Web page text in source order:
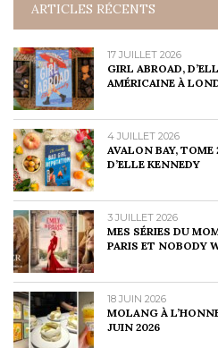
ARTICLES RÉCENTS
17 JUILLET 2026
GIRL ABROAD,
AMÉRICAINE À
4 JUILLET 2026
AVALON BAY, TOME
D’ELLE KENNEDY
3 JUILLET 2026
MES SÉRIES DU
PARIS ET NOBODY
18 JUIN 2026
MOLANG À
JUIN 2026